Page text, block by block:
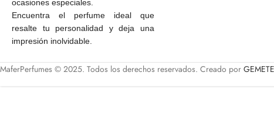
ocasiones especiales.
Encuentra el perfume ideal que
resalte tu personalidad y deja una
impresión inolvidable.
MaferPerfumes © 2025. Todos los derechos reservados. Creado por